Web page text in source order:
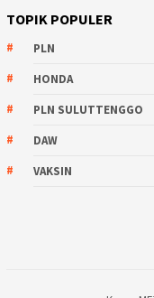
TOPIK POPULER
PLN
HONDA
PLN SULUTTENGGO
DAW
VAKSIN